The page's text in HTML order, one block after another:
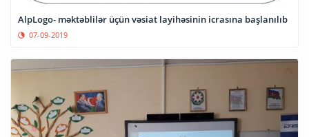
AlpLogo- məktəblilər üçün vəsiat layihəsinin icrasına başlanılıb
07-09-2019